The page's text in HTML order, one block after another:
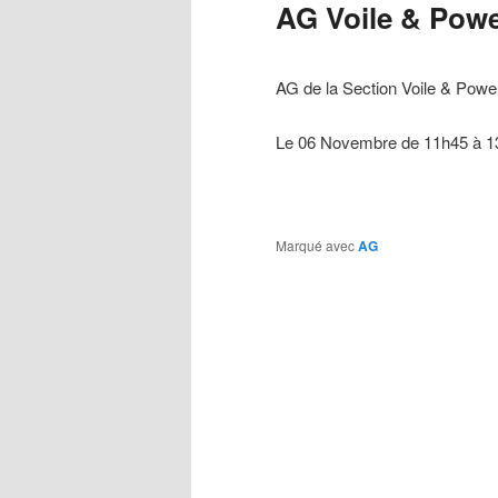
AG Voile &
AG de la Section Voile &
Le 06 Novembre de 11h45 à
Marqué avecAG